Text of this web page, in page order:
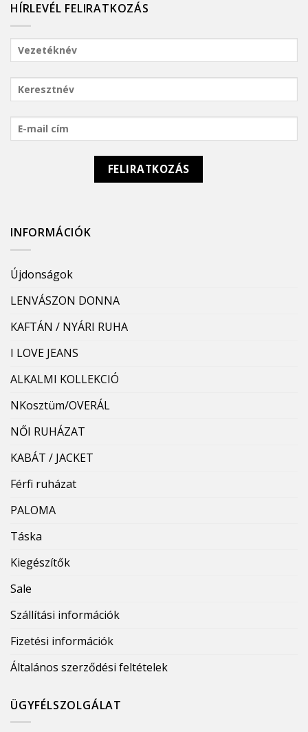
HÍRLEVÉL FELIRATKOZÁS
INFORMÁCIÓK
Újdonságok
LENVÁSZON DONNA
KAFTÁN / NYÁRI RUHA
I LOVE JEANS
ALKALMI KOLLEKCIÓ
NKosztüm/OVERÁL
NŐI RUHÁZAT
KABÁT / JACKET
Férfi ruházat
PALOMA
Táska
Kiegészítők
Sale
Szállítási információk
Fizetési információk
Általános szerződési feltételek
ÜGYFÉLSZOLGÁLAT